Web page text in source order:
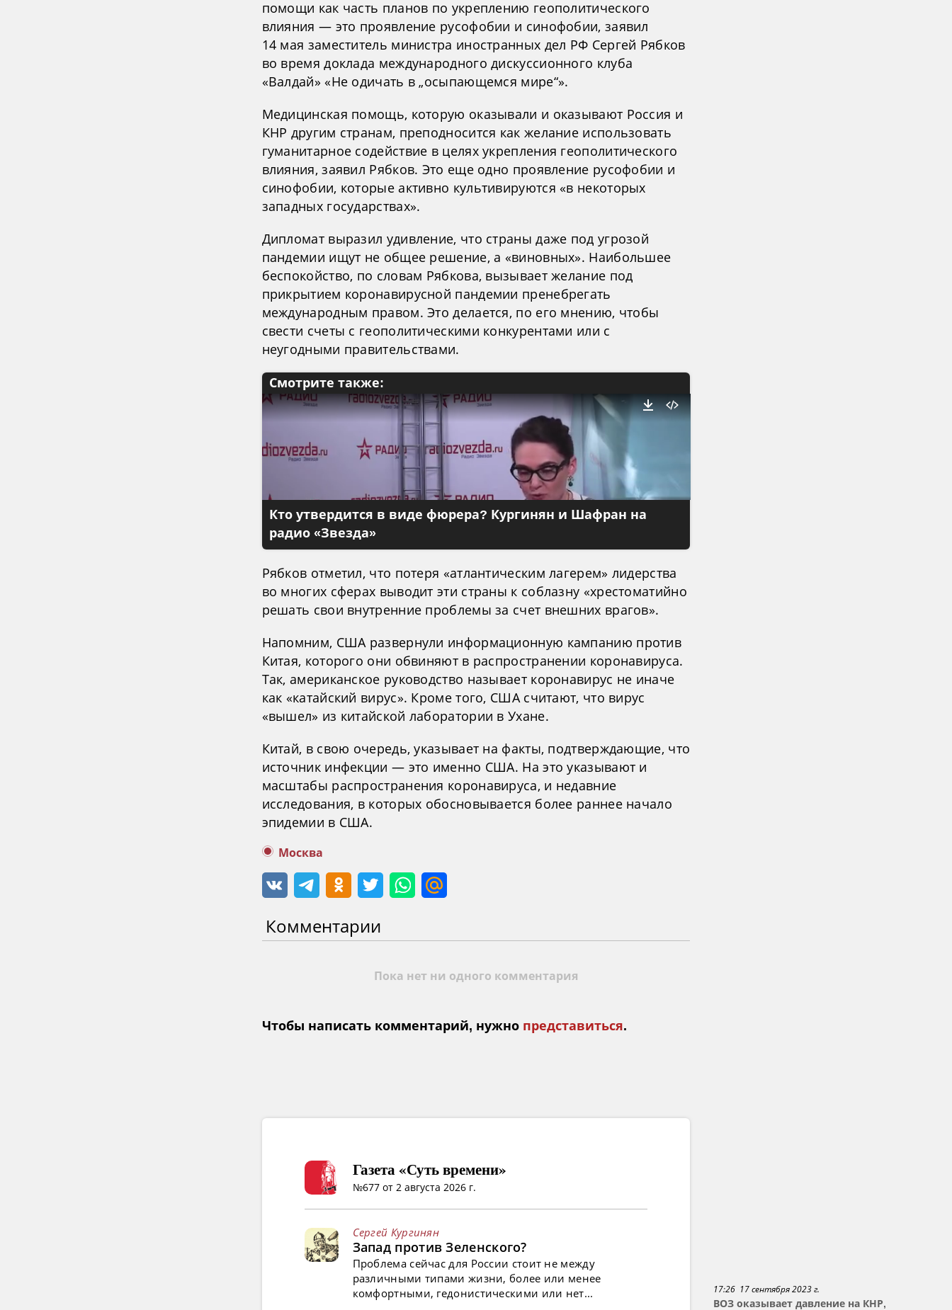
помощи как часть планов по укреплению геополитического
влияния — это проявление русофобии и синофобии, заявил
14 мая заместитель министра иностранных дел РФ Сергей Рябков
во время доклада международного дискуссионного клуба
«Валдай» «Не одичать в „осыпающемся мире“».
Медицинская помощь, которую оказывали и оказывают Россия и
КНР другим странам, преподносится как желание использовать
гуманитарное содействие в целях укрепления геополитического
влияния, заявил Рябков. Это еще одно проявление русофобии и
синофобии, которые активно культивируются «в некоторых
западных государствах».
Дипломат выразил удивление, что страны даже под угрозой
пандемии ищут не общее решение, а «виновных». Наибольшее
беспокойство, по словам Рябкова, вызывает желание под
прикрытием коронавирусной пандемии пренебрегать
международным правом. Это делается, по его мнению, чтобы
свести счеты с геополитическими конкурентами или с
неугодными правительствами.
Смотрите также:
Кто утвердится в виде фюрера? Кургинян и Шафран на
радио «Звезда»
Рябков отметил, что потеря «атлантическим лагерем» лидерства
во многих сферах выводит эти страны к соблазну «хрестоматийно
решать свои внутренние проблемы за счет внешних врагов».
Напомним, США развернули информационную кампанию против
Китая, которого они обвиняют в распространении коронавируса.
Так, американское руководство называет коронавирус не иначе
как «катайский вирус». Кроме того, США считают, что вирус
«вышел» из китайской лаборатории в Ухане.
Китай, в свою очередь, указывает на факты, подтверждающие, что
источник инфекции — это именно США. На это указывают и
масштабы распространения коронавируса, и недавние
исследования, в которых обосновывается более раннее начало
эпидемии в США.
Москва
Комментарии
Пока нет ни одного комментария
Чтобы написать комментарий, нужно представиться.
17:26 17 сентября 2023 г.
ВОЗ оказывает давление на КНР,
Газета «Суть времени»
№677 от 2 августа 2026 г.
Сергей Кургинян
Запад против Зеленского?
Проблема сейчас для России стоит не между
различными типами жизни, более или менее
комфортными, гедонистическими или нет...